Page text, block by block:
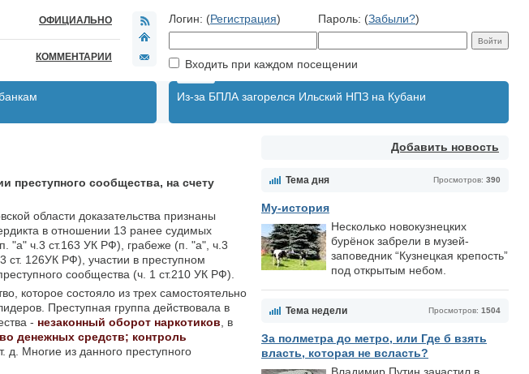
ОФИЦИАЛЬНО
КОММЕНТАРИИ
Логин: (Регистрация) Пароль: (Забыли?)
Входить при каждом посещении
Из-за БПЛА загорелся Ильский НПЗ на Кубани
Добавить новость
Просмотров: 390
Тема дня
Му-история
Несколько новокузнецких
бурёнок забрели в музей-
заповедник “Кузнецкая крепость”
под открытым небом.
Просмотров: 1504
Тема недели
За полметра до метро, или Где б взять
власть, которая не всласть?
преступного сообщества, на счету
области доказательства признаны
в отношении 13 ранее судимых
"а" ч.3 ст.163 УК РФ), грабеже (п. "а", ч.3
126УК РФ), участии в преступном
сообщества (ч. 1 ст.210 УК РФ).
которое состояло из трех самостоятельно
Преступная группа действовала в
- незаконный оборот наркотиков , в
денежных средств; контроль
д. Многие из данного преступного